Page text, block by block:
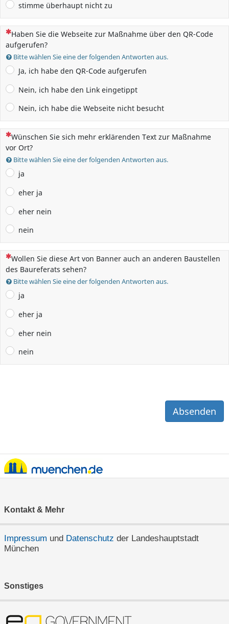
stimme überhaupt nicht zu
(Dies ist eine Pflichtfrage.)
Haben Sie die Webseite zur Maßnahme über den QR-Code
aufgerufen?
Bitte wählen Sie eine der folgenden Antworten aus.
Ja, ich habe den QR-Code aufgerufen
Nein, ich habe den Link eingetippt
Nein, ich habe die Webseite nicht besucht
(Dies ist eine Pflichtfrage.)
Wünschen Sie sich mehr erklärenden Text zur Maßnahme
vor Ort?
Bitte wählen Sie eine der folgenden Antworten aus.
ja
eher ja
eher nein
nein
(Dies ist eine Pflichtfrage.)
Wollen Sie diese Art von Banner auch an anderen Baustellen
des Baureferats sehen?
Bitte wählen Sie eine der folgenden Antworten aus.
ja
eher ja
eher nein
nein
Absenden
Kontakt & Mehr
Impressum und Datenschutz der Landeshauptstadt
München
Sonstiges